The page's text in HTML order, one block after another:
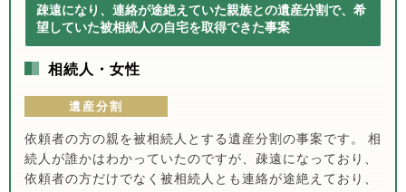
疎遠になり、連絡が途絶えていた親族との遺産分割で、希
望していた被相続人の自宅を取得できた事案
相続人・女性
遺産分割
依頼者の方の親を被相続人とする遺産分割の事案です。 相
続人が誰かはわかっていたのですが、疎遠になっており、
依頼者の方だけでなく被相続人とも連絡が途絶えており、